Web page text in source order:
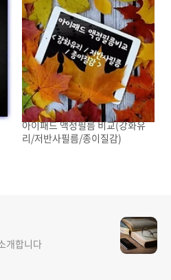
아이패드 액정필름 비교(강화유
리/저반사필름/종이질감)
개합니다